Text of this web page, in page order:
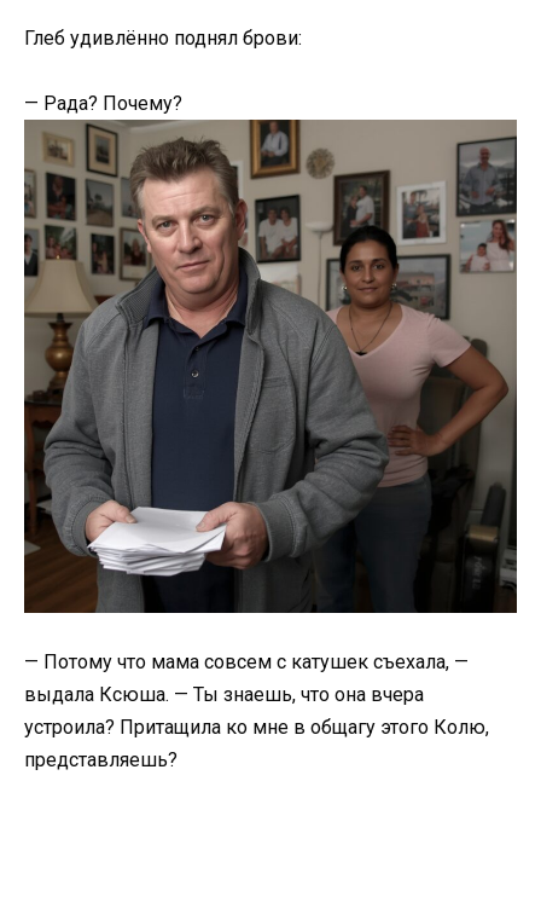
Глеб удивлённо поднял брови:
— Рада? Почему?
— Потому что мама совсем с катушек съехала, —
выдала Ксюша. — Ты знаешь, что она вчера
устроила? Притащила ко мне в общагу этого Колю,
представляешь?